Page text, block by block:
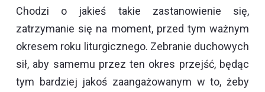
Chodzi o jakieś takie zastanowienie się,
zatrzymanie się na moment, przed tym ważnym
okresem roku liturgicznego. Zebranie duchowych
sił, aby samemu przez ten okres przejść, będąc
tym bardziej jakoś zaangażowanym w to, żeby